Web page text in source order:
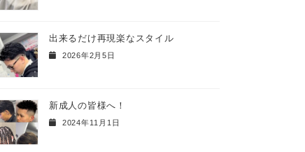
出来るだけ再現楽なスタイル
2026年2月5日
新成人の皆様へ！
2024年11月1日